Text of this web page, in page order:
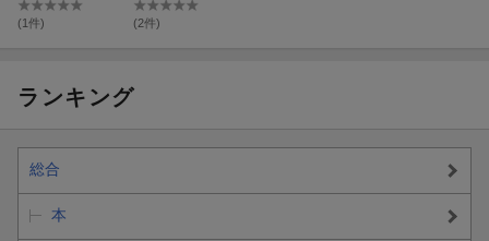
(1件) (2件)
ランキング
総合
本